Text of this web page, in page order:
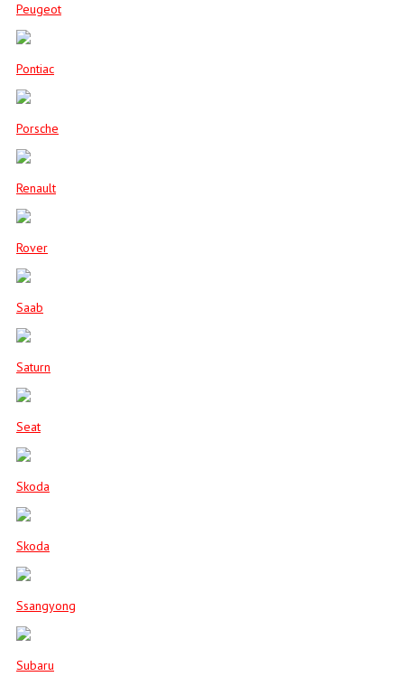
Peugeot
Pontiac
Porsche
Renault
Rover
Saab
Saturn
Seat
Skoda
Skoda
Ssangyong
Subaru